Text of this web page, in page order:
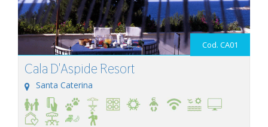
Cod. CA01
Cala D'Aspide Resort
Santa Caterina